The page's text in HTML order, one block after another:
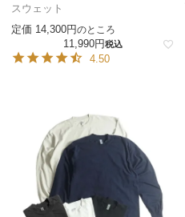
スウェット
定価 14,300 のところ
11,990 税込
4.50